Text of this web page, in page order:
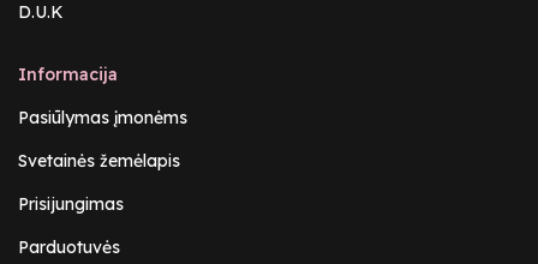
D.U.K
Informacija
Pasiūlymas įmonėms
Svetainės žemėlapis
Prisijungimas
Parduotuvės